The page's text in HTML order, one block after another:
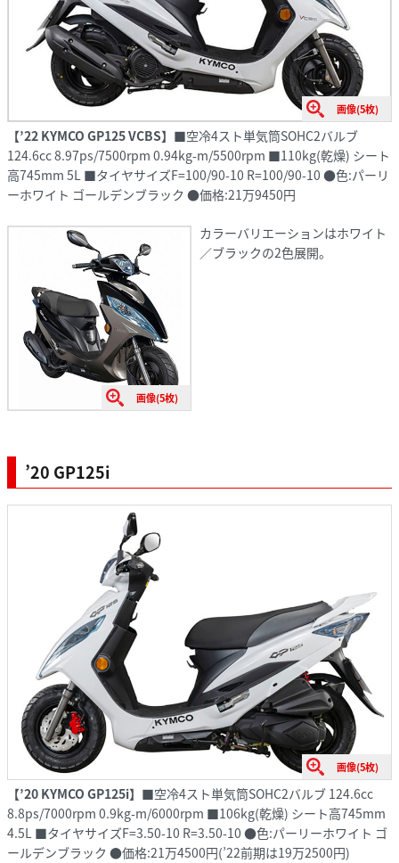
画像(5枚)
【’22 KYMCO GP125 VCBS】 ■空冷4スト単気筒SOHC2バルブ
124.6cc 8.97ps/7500rpm 0.94kg-m/5500rpm ■110kg(乾燥) シート
高745mm 5L ■タイヤサイズF=100/90-10 R=100/90-10 ●色:パーリ
ーホワイト ゴールデンブラック ●価格:21万9450円
画像(5枚)
カラーバリエーションはホワイト
／ブラックの2色展開。
’20 GP125i
画像(5枚)
【’20 KYMCO GP125i】 ■空冷4スト単気筒SOHC2バルブ 124.6cc
8.8ps/7000rpm 0.9kg-m/6000rpm ■106kg(乾燥) シート高745mm
4.5L ■タイヤサイズF=3.50-10 R=3.50-10 ●色:パーリーホワイト ゴ
ールデンブラック ●価格:21万4500円(’22前期は19万2500円)